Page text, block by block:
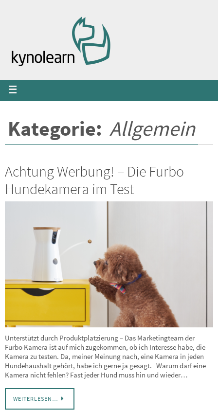
Kategorie: Allgemein
Achtung Werbung! – Die Furbo
Hundekamera im Test
Unterstützt durch Produktplatzierung – Das Marketingteam der
Furbo Kamera ist auf mich zugekommen, ob ich Interesse habe, die
Kamera zu testen. Da, meiner Meinung nach, eine Kamera in jeden
Hundehaushalt gehört, habe ich gerne ja gesagt. Warum darf eine
Kamera nicht fehlen? Fast jeder Hund muss hin und wieder…
WEITERLESEN…